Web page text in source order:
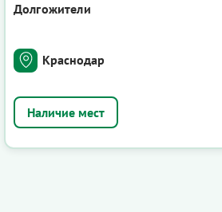
Долгожители
Краснодар